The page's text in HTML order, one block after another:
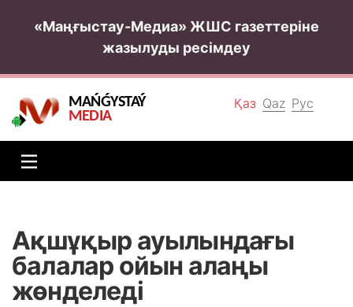
«Маңғыстау-Медиа» ЖШС газеттеріне
жазылуды ресімдеу
Қаз Qaz Рус
MAŃǴYSTAÝ
MEDIA
Ақшұқыр ауылындағы
балалар ойын алаңы
жөнделеді